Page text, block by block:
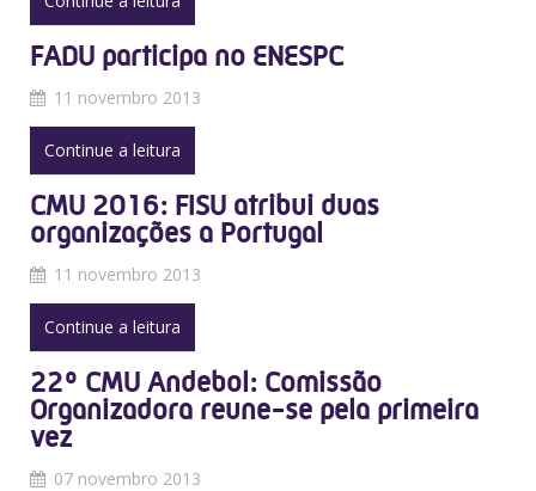
FADU participa no ENESPC
11 novembro 2013
Continue a leitura
CMU 2016: FISU atribui duas
organizações a Portugal
11 novembro 2013
Continue a leitura
22º CMU Andebol: Comissão
Organizadora reune-se pela primeira
vez
07 novembro 2013